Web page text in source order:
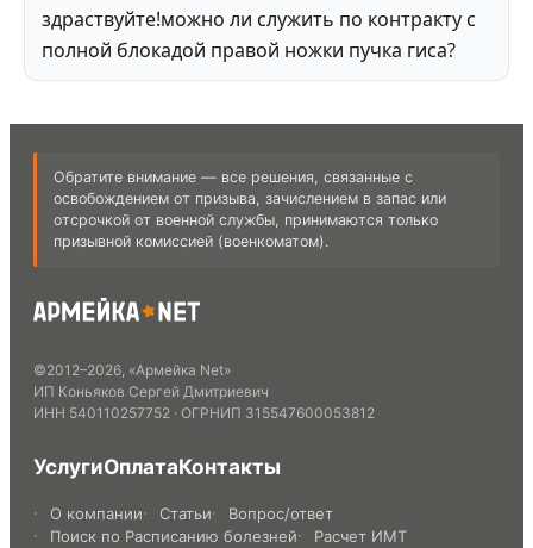
здраствуйте!можно ли служить по контракту с
полной блокадой правой ножки пучка гиса?
Обратите внимание — все решения, связанные с
освобождением от призыва, зачислением в запас или
отсрочкой от военной службы, принимаются только
призывной комиссией (военкоматом).
©2012–2026, «Армейка Net»
ИП Коньяков Сергей Дмитриевич
ИНН 540110257752 · ОГРНИП 315547600053812
УслугиОплатаКонтакты
О компании Статьи
Вопрос/ответ
Поиск по Расписанию болезней
Расчет ИМТ